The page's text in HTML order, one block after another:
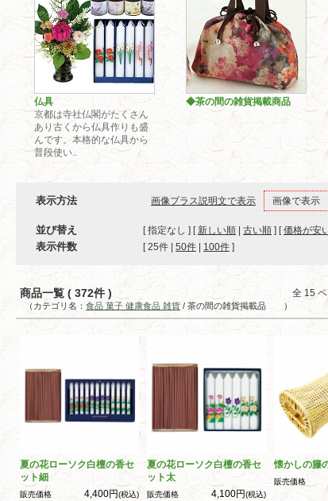
仏具
京都は寺社仏閣がたくさん
あり古くから仏具作りも盛
んです。本格的な仏具から
普段使い..
◆茶の間の雑貨掲載商品
表示方法 画像プラス説明文で表示 画像で表示
並び替え [ 指定なし ] [ 新しい順 古い順 ] [価格が安
表示件数 [ 25件 50件 100件 ]
商品一覧 ( 372件 ) 全 15
（カテゴリ名： 食品 菓子 健康食品 雑貨 / 茶の間の雑貨掲載品 ）
夏の花ローソク白檀の香セ
ット細
販売価格 4,400円(税込)
夏の花ローソク白檀の香セ
ット太
販売価格 4,100円(税込)
懐かしの籐
販売価格